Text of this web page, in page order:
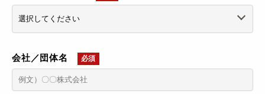
会社／団体名 必須